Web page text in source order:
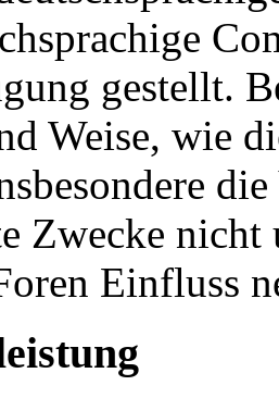
gestellt.
Weise, wie
Zwecke nicht
Einfluss